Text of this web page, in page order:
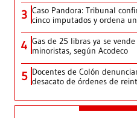
3 Caso Pandora: Tribunal
cinco imputados y ordena
4 Gas de 25 libras ya se
minoristas, según Acodeco
5 Docentes de Colón
desacato de órdenes de